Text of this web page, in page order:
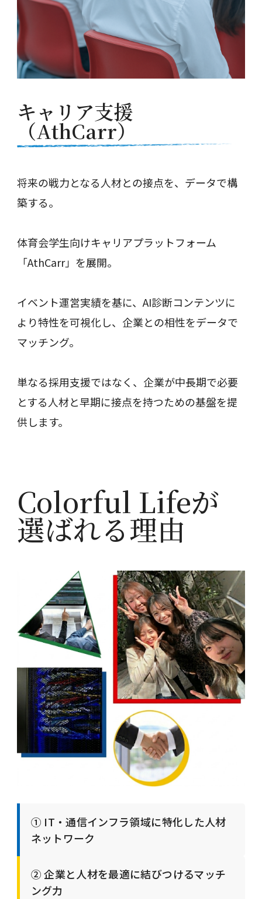
キャリア支援
（AthCarr）
将来の戦力となる人材との接点を、データで構
築する。
体育会学生向けキャリアプラットフォーム
「AthCarr」を展開。
イベント運営実績を基に、AI診断コンテンツに
より特性を可視化し、企業との相性をデータで
マッチング。
単なる採用支援ではなく、企業が中長期で必要
とする人材と早期に接点を持つための基盤を提
供します。
Colorful Lifeが
選ばれる理由
① IT・通信インフラ領域に特化した人材
ネットワーク
② 企業と人材を最適に結びつけるマッチ
ング力